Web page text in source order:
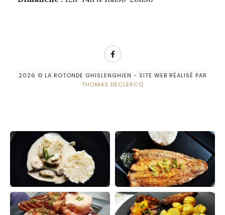
2026 © LA ROTONDE GHISLENGHIEN - SITE WEB RÉALISÉ PAR
THOMAS DECLERCQ